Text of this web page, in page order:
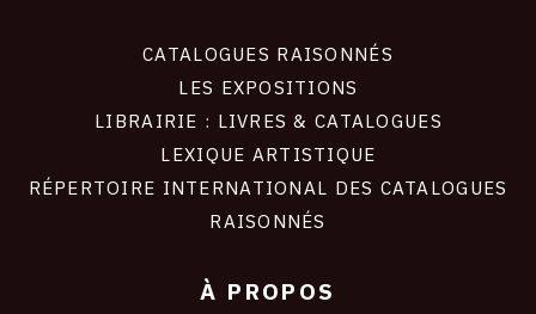
CATALOGUES RAISONNÉS
LES EXPOSITIONS
LIBRAIRIE : LIVRES & CATALOGUES
LEXIQUE ARTISTIQUE
RÉPERTOIRE INTERNATIONAL DES CATALOGUES
RAISONNÉS
À PROPOS